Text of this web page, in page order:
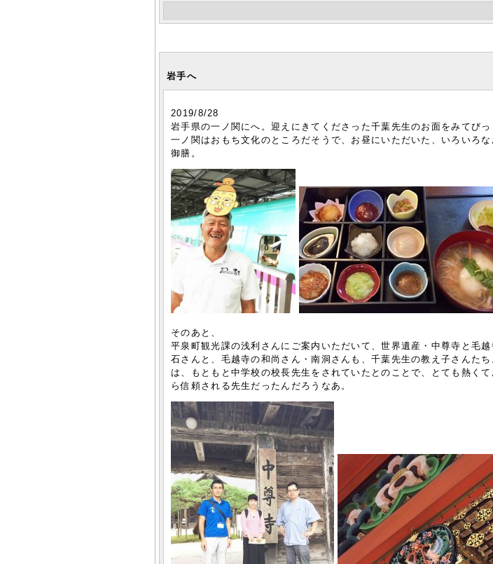
岩手へ
2019/8/28
岩手県の一ノ関にへ。迎えにきてくださった千葉先生のお面をみてびっ
一ノ関はおもち文化のところだそうで、お昼にいただいた、いろいろ
御膳。
そのあと、
平泉町観光課の浅利さんにご案内いただいて、世界遺産・中尊寺と毛
石さんと、毛越寺の和尚さん・南洞さんも、千葉先生の教え子さんた
は、もともと中学校の校長先生をされていたとのことで、とても熱く
ら信頼される先生だったんだろうなあ。